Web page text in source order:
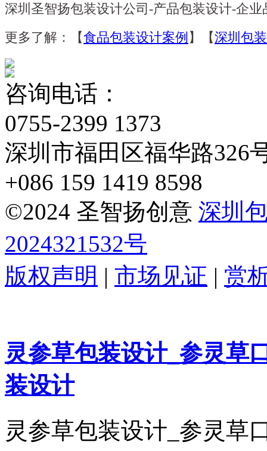
深圳圣智扬包装设计公司-产品包装设计-企
更多了解：【食品包装设计案例 】【深圳包
咨询电话：
0755-2399 1373
深圳市福田区福华路326
+086 159 1419 8598
©2024 圣智扬创意 深圳
2024321532号
版权声明 | 市场见证 | 赏
灵参草包装设计_参灵草
装设计
灵参草包装设计_参灵草